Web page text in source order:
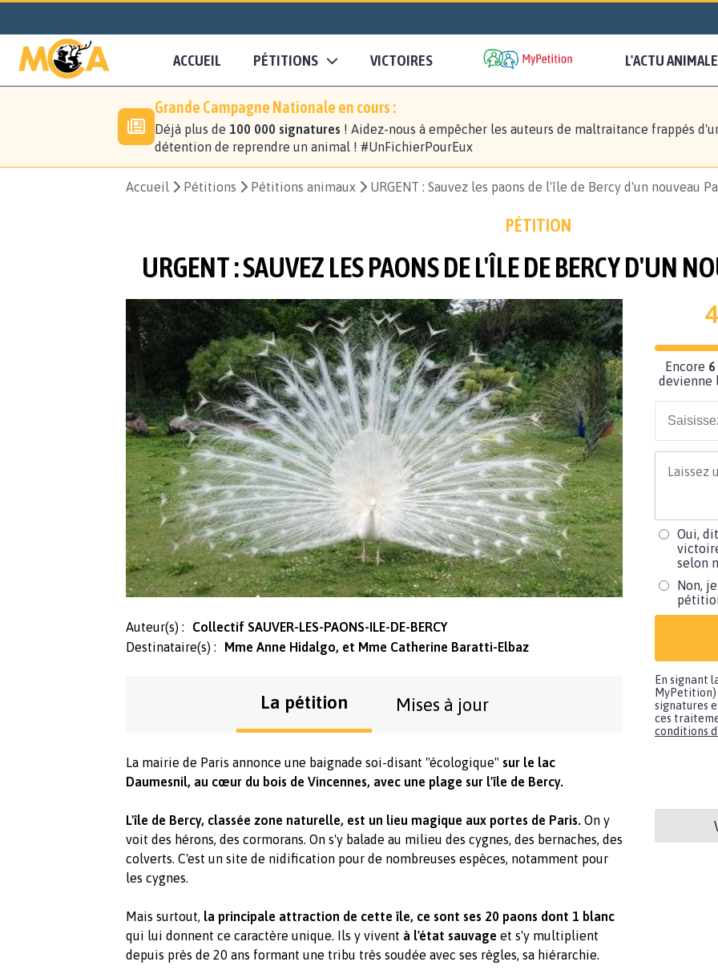
ACCUEIL PÉTITIONS VICTOIRES L'ACTU ANIMALE
Grande Campagne Nationale en cours :
Déjà plus de 100 000 signatures ! Aidez-nous à empêcher les auteurs de maltraitance frappés
détention de reprendre un animal ! #UnFichierPourEux
Accueil Pétitions Pétitions animaux URGENT : Sauvez les paons de l'île de Bercy d'un nouveau
PÉTITION
URGENT : SAUVEZ LES PAONS DE L'ÎLE DE BERCY D'UN
Auteur(s) :
Collectif SAUVER-LES-PAONS-ILE-DE-BERCY
Destinataire(s) :
Mme Anne Hidalgo, et Mme Catherine Baratti-Elbaz
La pétition Mises à jour
La mairie de Paris annonce une baignade soi-disant "écologique" sur le lac
Daumesnil, au cœur du bois de Vincennes, avec une plage sur l'île de Bercy.
L'île de Bercy, classée zone naturelle, est un lieu magique aux portes de Paris. On y
voit des hérons, des cormorans. On s'y balade au milieu des cygnes, des bernaches, des
colverts. C'est un site de nidification pour de nombreuses espèces, notamment pour
les cygnes.
Mais surtout, la principale attraction de cette île, ce sont ses 20 paons dont 1 blanc
qui lui donnent ce caractère unique. Ils y vivent à l'état sauvage et s'y multiplient
depuis près de 20 ans formant une tribu très soudée avec ses règles, sa hiérarchie.
Encore
devienne
Oui,
selon
Non,
En signant
MyPetition)
signatures
ces
conditions